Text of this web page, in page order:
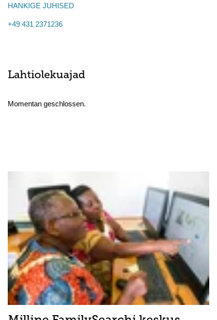
HANKIGE JUHISED
+49 431 2371236
Lahtiolekuajad
Momentan geschlossen.